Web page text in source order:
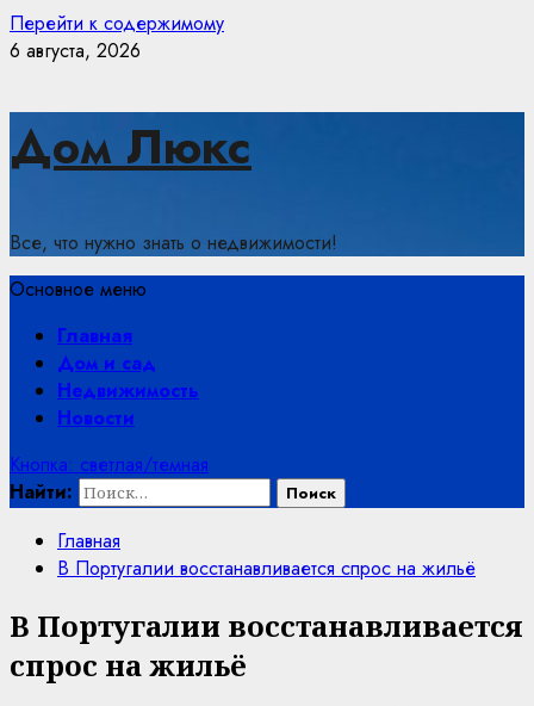
Перейти к содержимому
6 августа, 2026
Дом Люкс
Все, что нужно знать о недвижимости!
Основное меню
Главная
Дом и сад
Недвижимость
Новости
Кнопка: светлая/темная
Найти:
Главная
В Португалии восстанавливается спрос на жильё
В Португалии восстанавливается
спрос на жильё